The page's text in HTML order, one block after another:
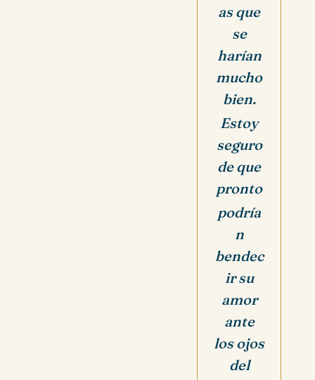
as que
se
harían
mucho
bien.
Estoy
seguro
de que
pronto
podría
n
bendec
ir su
amor
ante
los ojos
del